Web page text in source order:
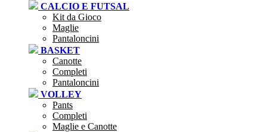
CALCIO E FUTSAL
Kit da Gioco
Maglie
Pantaloncini
BASKET
Canotte
Completi
Pantaloncini
VOLLEY
Pants
Completi
Maglie e Canotte